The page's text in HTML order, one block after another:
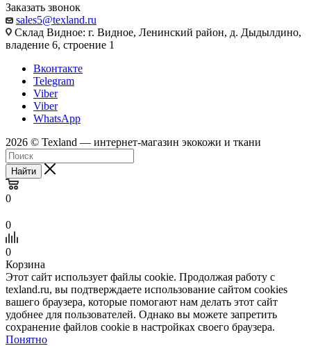
Заказать звонок
sales5@texland.ru
Склад Видное: г. Видное, Ленинский район, д. Дыдылдино,
владение 6, строение 1
Вконтакте
Telegram
Viber
Viber
WhatsApp
2026 © Texland — интернет-магазин экокожи и ткани
Найти
0
0
0
Корзина
Этот сайт использует файлы cookie. Продолжая работу с
texland.ru, вы подтверждаете использование сайтом cookies
вашего браузера, которые помогают нам делать этот сайт
удобнее для пользователей. Однако вы можете запретить
сохранение файлов cookie в настройках своего браузера.
Понятно